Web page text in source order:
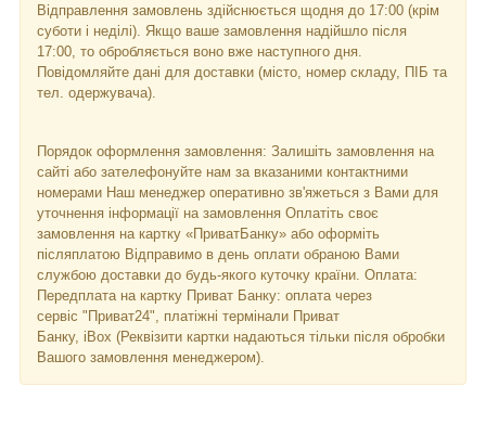
Відправлення замовлень здійснюється щодня до 17:00 (крім
суботи і неділі). Якщо ваше замовлення надійшло після
17:00, то обробляється воно вже наступного дня.
Повідомляйте дані для доставки (місто, номер складу, ПІБ та
тел. одержувача).
Порядок оформлення замовлення: Залишіть замовлення на
сайті або зателефонуйте нам за вказаними контактними
номерами Наш менеджер оперативно зв'яжеться з Вами для
уточнення інформації на замовлення Оплатіть своє
замовлення на картку «ПриватБанку» або оформіть
післяплатою Відправимо в день оплати обраною Вами
службою доставки до будь-якого куточку країни. Оплата:
Передплата на картку Приват Банку: оплата через
сервіс "Приват24", платіжні термінали Приват
Банку, iBox (Реквізити картки надаються тільки після обробки
Вашого замовлення менеджером).